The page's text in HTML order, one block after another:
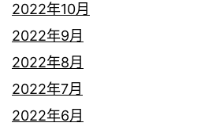
2022年10月
2022年9月
2022年8月
2022年7月
2022年6月